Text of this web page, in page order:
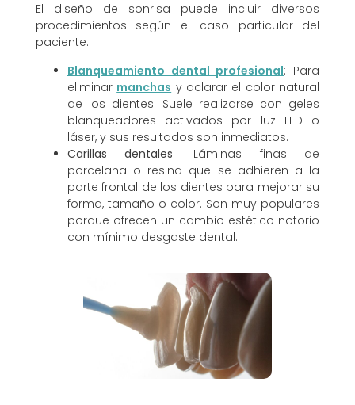
El diseño de sonrisa puede incluir diversos
procedimientos según el caso particular del
paciente:
Blanqueamiento dental profesional: Para
eliminar manchas y aclarar el color natural
de los dientes. Suele realizarse con geles
blanqueadores activados por luz LED o
láser, y sus resultados son inmediatos.
Carillas dentales: Láminas finas de
porcelana o resina que se adhieren a la
parte frontal de los dientes para mejorar su
forma, tamaño o color. Son muy populares
porque ofrecen un cambio estético notorio
con mínimo desgaste dental.